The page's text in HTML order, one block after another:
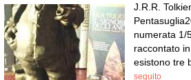
J.R.R.
numerata 1/
raccontato
esistono tre
seguito